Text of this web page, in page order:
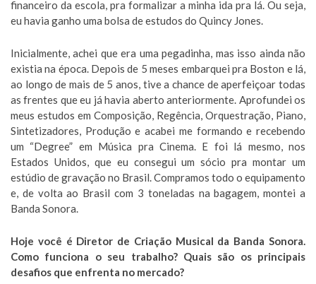
financeiro da escola, pra formalizar a minha ida pra lá. Ou seja,
eu havia ganho uma bolsa de estudos do Quincy Jones.
Inicialmente, achei que era uma pegadinha, mas isso ainda não
existia na época. Depois de 5 meses embarquei pra Boston e lá,
ao longo de mais de 5 anos, tive a chance de aperfeiçoar todas
as frentes que eu já havia aberto anteriormente. Aprofundei os
meus estudos em Composição, Regência, Orquestração, Piano,
Sintetizadores, Produção e acabei me formando e recebendo
um “Degree” em Música pra Cinema. E foi lá mesmo, nos
Estados Unidos, que eu consegui um sócio pra montar um
estúdio de gravação no Brasil. Compramos todo o equipamento
e, de volta ao Brasil com 3 toneladas na bagagem, montei a
Banda Sonora.
Hoje você é Diretor de Criação Musical da Banda Sonora.
Como funciona o seu trabalho? Quais são os principais
desafios que enfrenta no mercado?